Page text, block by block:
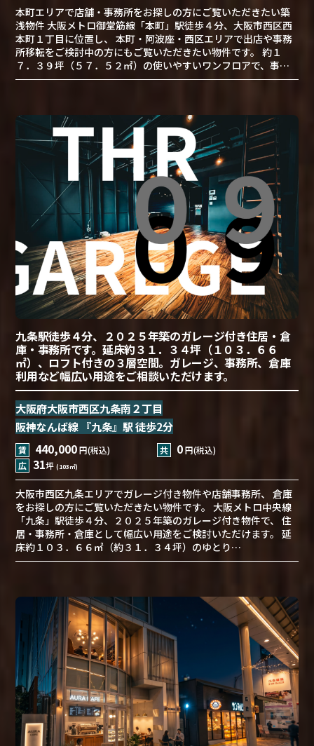
本町エリアで店舗・事務所をお探しの方にご覧いただきたい築
浅物件 大阪メトロ御堂筋線「本町」駅徒歩４分、大阪市西区西
本町１丁目に位置し、 本町・阿波座・西区エリアで出店や事務
所移転をご検討中の方にもご覧いただきたい物件です。 約１
７．３９坪（５７．５２㎡）の使いやすいワンフロアで、事…
九条駅徒歩４分、２０２５年築のガレージ付き住居・倉
庫・事務所です。延床約３１．３４坪（１０３．６６
㎡）、ロフト付きの３層空間。ガレージ、事務所、倉庫
利用など幅広い用途をご相談いただけます。
大阪府大阪市西区九条南２丁目
阪神なんば線 『九条』駅 徒歩2分
賃 440,000円(税込) 共 0円(税込)
広 31坪(103㎡)
大阪市西区九条エリアでガレージ付き物件や店舗事務所、 倉庫
をお探しの方にご覧いただきたい物件です。 大阪メトロ中央線
「九条」駅徒歩４分、２０２５年築のガレージ付き物件で、 住
居・事務所・倉庫として幅広い用途をご検討いただけます。 延
床約１０３．６６㎡（約３１．３４坪）のゆとり…